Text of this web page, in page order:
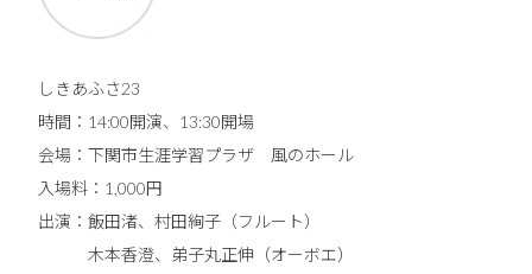
しきあふさ23
時間：14:00開演、13:30開場
会場：下関市生涯学習プラザ 風のホール
入場料：1,000円
出演：飯田渚、村田絢子（フルート）
木本香澄、弟子丸正伸（オーボエ）